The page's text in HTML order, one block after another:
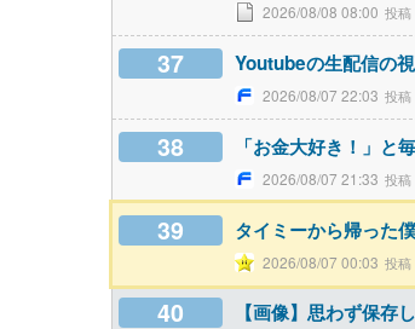
2026/08/08 08:00
37 Youtubeの生配信の
2026/08/07 22:03
38 「お金大好き！」と
2026/08/07 21:33
39 タイミーから帰った
2026/08/07 00:03
40 【画像】思わず保存